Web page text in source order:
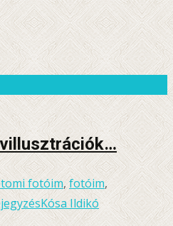
fotóim,fotóim,
Kósa Ildikó